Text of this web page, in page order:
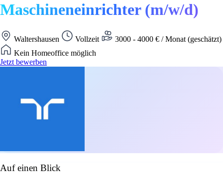
Maschineneinrichter (m/w/d)
Waltershausen Vollzeit
3000 - 4000 € / Monat (geschätzt)
Kein Homeoffice möglich
Jetzt bewerben
Auf einen Blick